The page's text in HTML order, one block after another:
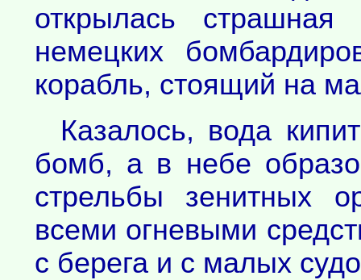
открылась страшная
немецких
корабль, стоящий на
Казалось, вода
бомб, а в небе
стрельбы зенитных
всеми огневыми
с берега и с малых